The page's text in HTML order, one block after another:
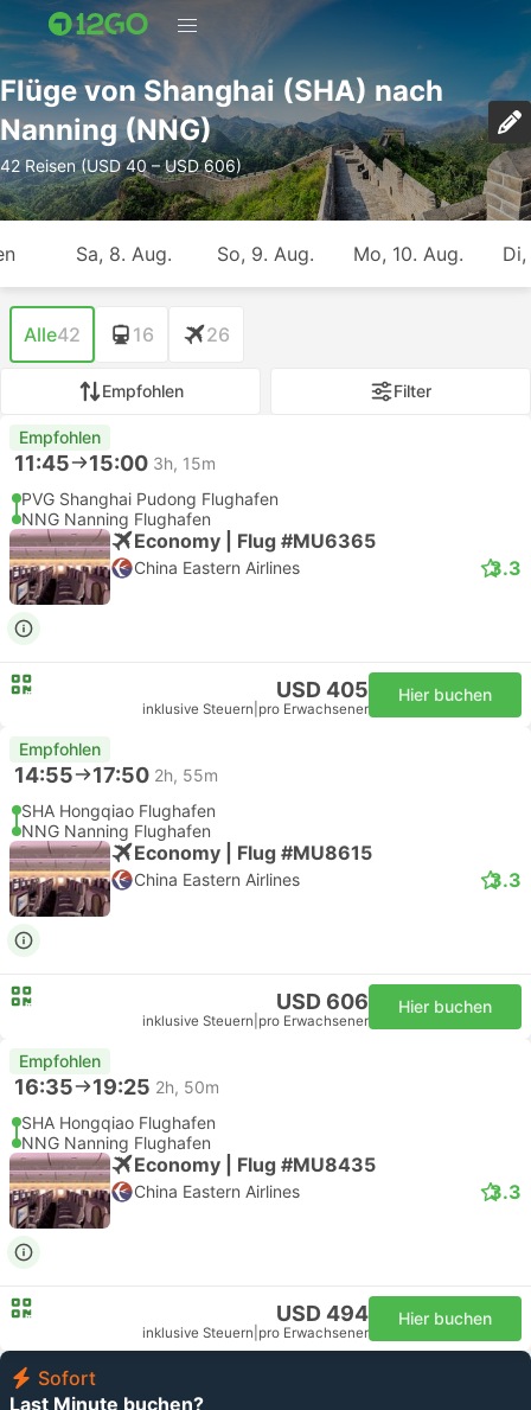
Flüge von Shanghai (SHA) nach
Nanning (NNG)
42 Reisen (USD 40 – USD 606)
Sa, 8. Aug. So, 9. Aug. Mo, 10. Aug. Di,
Alle42 16 26
Empfohlen Filter
Empfohlen
11:45 15:00 3h, 15m
PVG Shanghai Pudong Flughafen
NNG Nanning Flughafen
Economy | Flug #MU6365
China Eastern Airlines 3.3
USD 405
inklusive Steuern pro Erwachsener
Hier buchen
Empfohlen
14:55 17:50 2h, 55m
SHA Hongqiao Flughafen
NNG Nanning Flughafen
Economy | Flug #MU8615
China Eastern Airlines 3.3
USD 606
inklusive Steuern pro Erwachsener
Hier buchen
Empfohlen
16:35 19:25 2h, 50m
SHA Hongqiao Flughafen
NNG Nanning Flughafen
Economy | Flug #MU8435
China Eastern Airlines 3.3
USD 494
inklusive Steuern pro Erwachsener
Hier buchen
Sofort
Last Minute buchen?